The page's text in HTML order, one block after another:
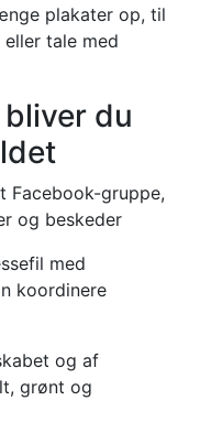
plakater op, til
tale med
du
Facebook-gruppe,
og beskeder
med
koordinere
og af
grønt og